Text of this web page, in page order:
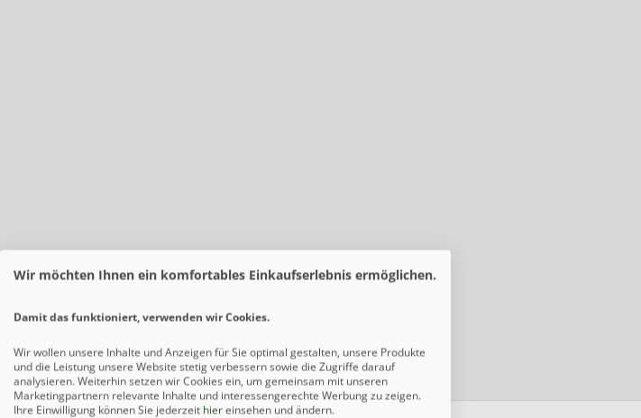
Beschreibung
Wir möchten Ihnen ein komfortables Einkaufserlebnis ermöglichen.
Damit das funktioniert, verwenden wir Cookies.
Wir wollen unsere Inhalte und Anzeigen für Sie optimal gestalten, unsere Produkte
und die Leistung unsere Website stetig verbessern sowie die Zugriffe darauf
analysieren. Weiterhin setzen wir Cookies ein, um gemeinsam mit unseren
Marketingpartnern relevante Inhalte und interessengerechte Werbung zu zeigen.
Ihre Einwilligung können Sie jederzeit hiereinsehen und ändern.